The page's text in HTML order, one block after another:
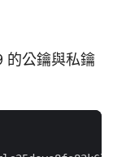
的公鑰與私鑰